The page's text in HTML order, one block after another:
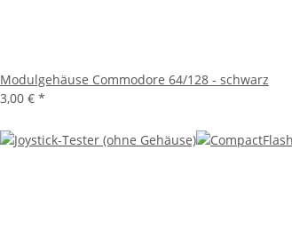
Modulgehäuse Commodore 64/128 - schwarz
3,00 € *